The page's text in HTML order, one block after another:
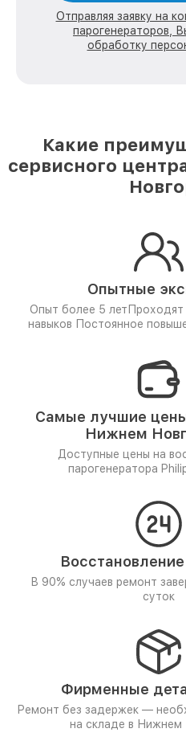
Отправляя заявку на
парогенераторов,
обработку
Какие
сервисного
Опытные
Опыт более 5 лет Проходят
навыков Постоянное
Самые лучшие
Нижнем
Доступные цены на
парогенератора
В 90% случаев ремонт
суток
Фирменные
Ремонт без задержек —
на складе в Нижнем